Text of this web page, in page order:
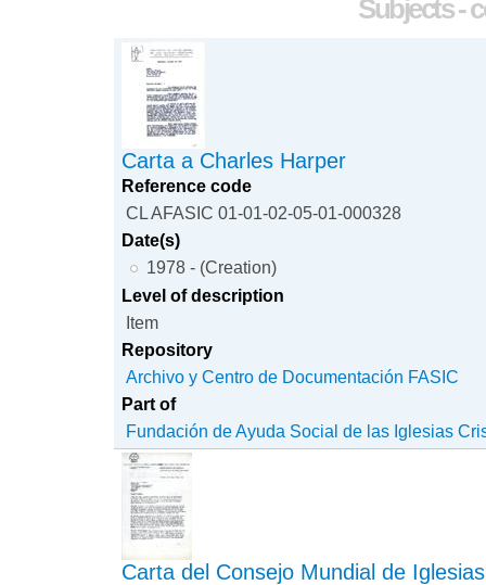
Subjects -
Carta a Charles Harper
Reference code
CL AFASIC 01-01-02-05-01-000328
Date(s)
1978 - (Creation)
Level of description
Item
Repository
Archivo y Centro de Documentación FASIC
Part of
Fundación de Ayuda Social de las Iglesias
Carta del Consejo Mundial de Iglesias